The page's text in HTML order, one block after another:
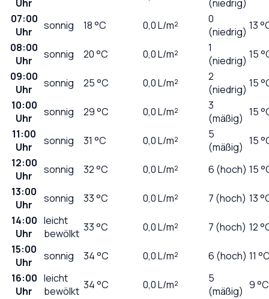
Uhr
(niedrig)
07:00
Uhr
sonnig 18°C 0,0L/m²
0
(niedrig) 13
08:00
Uhr
sonnig 20°C 0,0L/m²
1
(niedrig) 15
09:00
Uhr
sonnig 25°C 0,0L/m²
2
(niedrig) 15
10:00
Uhr
sonnig 29°C 0,0L/m²
3
(mäßig) 15
11:00
Uhr
sonnig 31 °C 0,0L/m²
5
(mäßig) 15
12:00
Uhr
sonnig 32°C 0,0L/m² 6 (hoch) 15
13:00
Uhr
sonnig 33°C 0,0L/m² 7 (hoch) 13
14:00
Uhr
leicht
bewölkt 33°C 0,0L/m² 7 (hoch) 12
15:00
Uhr
sonnig 34°C 0,0L/m² 6 (hoch) 11
16:00
Uhr
leicht
bewölkt 34°C 0,0L/m²
5
(mäßig) 9 °C